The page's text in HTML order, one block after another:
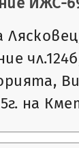
на